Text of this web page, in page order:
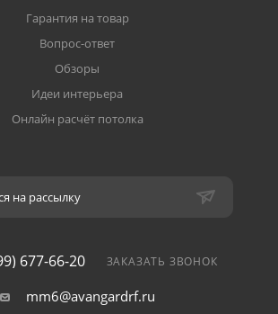
Гарантия на товар
Вопрос-ответ
Обзоры
Идеи интерьера
Онлайн расчёт потолка
на рассылку
677-66-20 ЗАКАЗАТЬ ЗВОНОК
mm6@avangardrf.ru